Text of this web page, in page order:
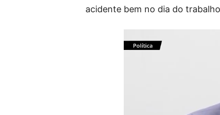
acidente bem no dia do